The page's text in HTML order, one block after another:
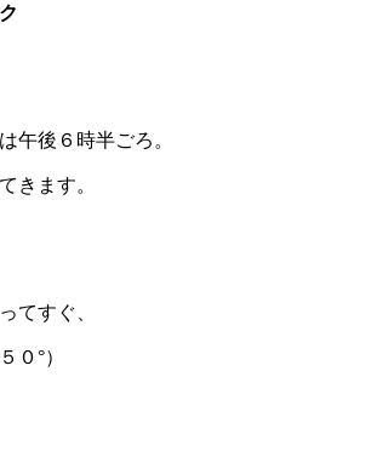
午後６時半ごろ。
きます。
てすぐ、
０°）